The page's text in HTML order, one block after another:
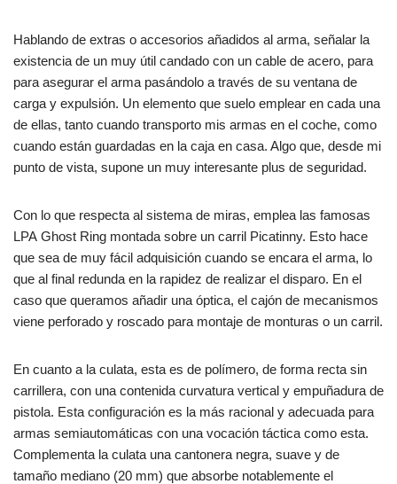
Hablando de extras o accesorios añadidos al arma, señalar la
existencia de un muy útil candado con un cable de acero, para
para asegurar el arma pasándolo a través de su ventana de
carga y expulsión. Un elemento que suelo emplear en cada una
de ellas, tanto cuando transporto mis armas en el coche, como
cuando están guardadas en la caja en casa. Algo que, desde mi
punto de vista, supone un muy interesante plus de seguridad.
Con lo que respecta al sistema de miras, emplea las famosas
LPA Ghost Ring montada sobre un carril Picatinny. Esto hace
que sea de muy fácil adquisición cuando se encara el arma, lo
que al final redunda en la rapidez de realizar el disparo. En el
caso que queramos añadir una óptica, el cajón de mecanismos
viene perforado y roscado para montaje de monturas o un carril.
En cuanto a la culata, esta es de polímero, de forma recta sin
carrillera, con una contenida curvatura vertical y empuñadura de
pistola. Esta configuración es la más racional y adecuada para
armas semiautomáticas con una vocación táctica como esta.
Complementa la culata una cantonera negra, suave y de
tamaño mediano (20 mm) que absorbe notablemente el